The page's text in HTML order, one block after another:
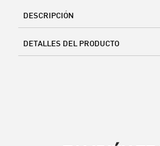
DESCRIPCIÓN
DETALLES DEL PRODUCTO